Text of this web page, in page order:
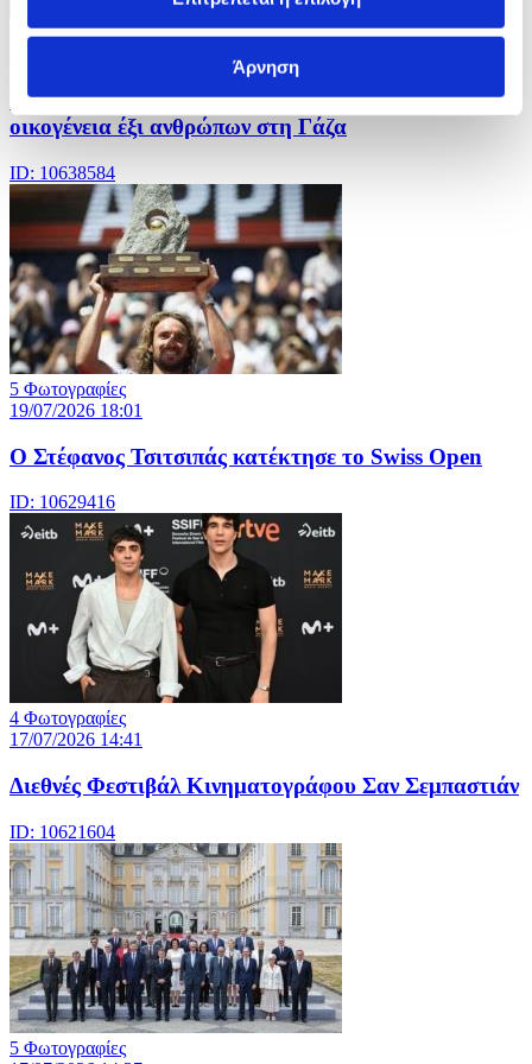
Άρνηση
10 Φωτογραφίες
Iσραηλινή επίθεση με drone στοίχισε τη ζωή σε
οικογένεια έξι ανθρώπων στη Γάζα
ID: 10638584
5 Φωτογραφίες
19/07/2026 18:01
Ο Στέφανος Τσιτσιπάς κατέκτησε το Swiss Open
ID: 10629416
4 Φωτογραφίες
17/07/2026 14:41
Διεθνές Φεστιβάλ Κινηματογράφου Σαν Σεμπαστιάν
ID: 10621604
5 Φωτογραφίες